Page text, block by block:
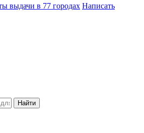
выдачи в 77 городах Написать
Найти